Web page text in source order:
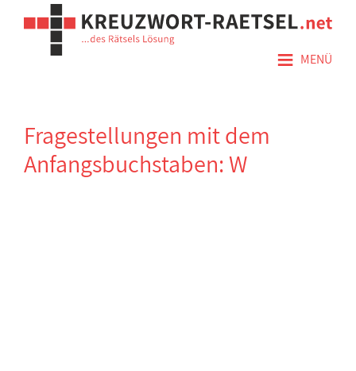
≡ MENÜ
Fragestellungen mit dem
Anfangsbuchstaben: W